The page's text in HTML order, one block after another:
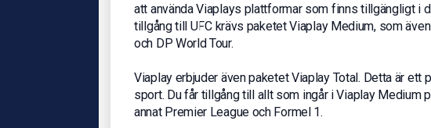
att använda Viaplays plattformar som finns tillgängligt i
tillgång till UFC krävs paketet Viaplay Medium, som
och DP World Tour.
Viaplay erbjuder även paketet Viaplay Total. Detta är
sport. Du får tillgång till allt som ingår i Viaplay Medium
annat Premier League och Formel 1.